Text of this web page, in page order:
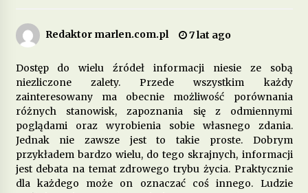
jakie produkty pomagają w leczeniu?
Jakie są korzyści z wprowadzenia do diety
fermentowanych produktów mlecznych?
4 miesiące ago
Dieta w leczeniu chorób serca – jakie produkty
są szczególnie polecane?
5 miesięcy ago
Redaktor marlen.com.pl 7 lat ago
Dostęp do wielu źródeł informacji niesie ze sobą
niezliczone zalety. Przede wszystkim każdy
zainteresowany ma obecnie możliwość porównania
różnych stanowisk, zapoznania się z odmiennymi
poglądami oraz wyrobienia sobie własnego zdania.
Jednak nie zawsze jest to takie proste. Dobrym
przykładem bardzo wielu, do tego skrajnych, informacji
jest debata na temat zdrowego trybu życia. Praktycznie
dla każdego może on oznaczać coś innego. Ludzie